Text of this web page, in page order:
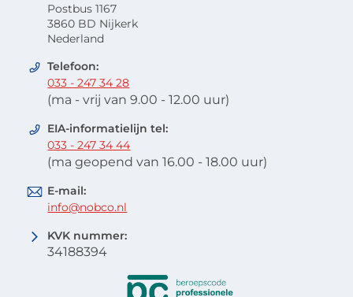
Postbus 1167
3860 BD Nijkerk
Nederland
Telefoon:
033 - 247 34 28
(ma - vrij van 9.00 - 12.00 uur)
EIA-informatielijn tel:
033 - 247 34 44
(ma geopend van 16.00 - 18.00 uur)
E-mail:
info@nobco.nl
KVK nummer:
34188394